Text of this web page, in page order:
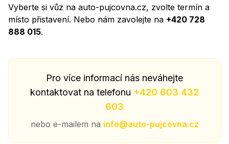
Vyberte si vůz na auto-pujcovna.cz, zvolte termín a
místo přistavení. Nebo nám zavolejte na +420 728
888 015.
Pro více informací nás neváhejte
kontaktovat na telefonu +420 603 432
603
nebo e-mailem na info@auto-pujcovna.cz